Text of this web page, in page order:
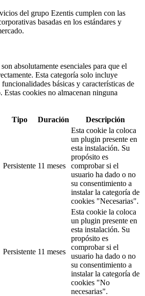
del grupo Ezentis cumplen con las
basadas en los estándares y
absolutamente esenciales para que el
Esta categoría solo incluye
básicas y características de
Estas cookies no almacenan ninguna
Tipo Duración Descripción
Persistente 11 meses
Esta cookie la coloca
un plugin presente en
esta instalación. Su
propósito es
comprobar si el
usuario ha dado o no
su consentimiento a
instalar la categoría de
cookies "Necesarias".
Persistente 11 meses
Esta cookie la coloca
un plugin presente en
esta instalación. Su
propósito es
comprobar si el
usuario ha dado o no
su consentimiento a
instalar la categoría de
cookies "No
necesarias".